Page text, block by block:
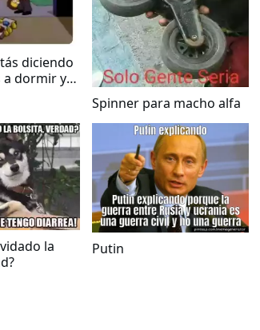
diciendo
a dormir y
Spinner para macho alfa
la
Putin